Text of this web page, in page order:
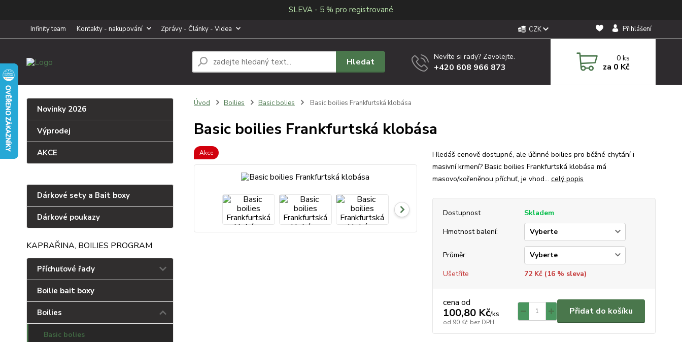
SLEVA - 5 % pro registrované
Infinity team Kontakty - nakupování Zprávy - Články - Videa CZK Přihlášení
Hledat Nevíte si rady? Zavolejte.
+420 608 966 873
0ks
za 0 Kč
Novinky 2026
Výprodej
AKCE
Dárkové sety a Bait boxy
Dárkové poukazy
KAPRAŘINA, BOILIES PROGRAM
Příchuťové řady
Boilie bait boxy
Boilies
Basic bolies
Úvod Boilies Basic bolies Basic boilies Frankfurtská klobása
Basic boilies Frankfurtská klobása
Akce
Hledáš cenově dostupné, ale účinné boilies pro běžné chytání i
masivní krmení? Basic boilies Frankfurtská klobása má
masovo/kořeněnou příchuť, je vhod... celý popis
Dostupnost
Skladem
Hmotnost balení:
Průměr:
Ušetříte
72 Kč (16% sleva)
cena od
100,80 Kč/ks
od 90 Kč bez DPH
Přidat do košíku